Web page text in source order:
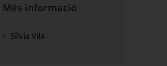
Més informació
Sílvia Vila